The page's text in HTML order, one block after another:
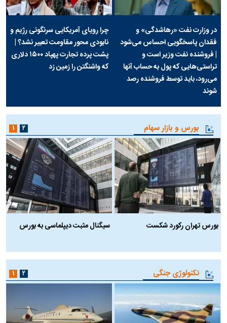
در وزارت نفت «رهاشدگی» و
فقدان پاسخگویی احساس می‌شود
| فروشنده نفت وزیر است و
تراستی‌هایی که پول به حساب آنها
می‌رود، باید توسط فروشنده رصد
شوند
چرا رویای آمریکایی سرنگونی رژیم و
نابودی محور مقاومت تعبیر نشد؟ |
پشت پرده تجارت پهپاد‌ ۱۵۰۰ دلاری
که واشنگتن را زمین زد
بورس و بازار سهام
بورس تهران رکورد شکست
سیگنال مثبت دیپلماسی به بورس
۱ ۲
تکنولوژی جنگی ۱ ۲